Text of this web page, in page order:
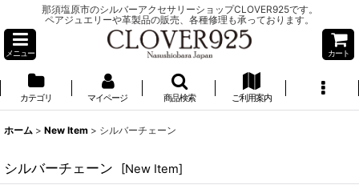
那須塩原市のシルバーアクセサリーショップCLOVER925です。
ペアジュエリーや革製品の販売、各種修理も承っております。
メニュー カート
カテゴリ マイページ 商品検索 ご利用案内
ホーム > New Item > シルバーチェーン
シルバーチェーン [New Item]